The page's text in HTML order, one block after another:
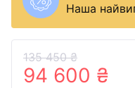
Наша
135 450 ₴
94 600 ₴